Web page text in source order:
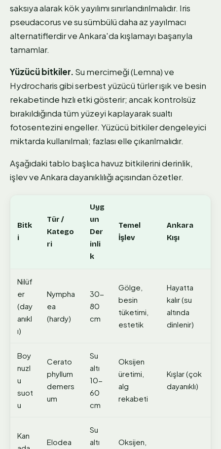
saksıya alarak kök yayılımı sınırlandırılmalıdır. Iris
pseudacorus ve su sümbülü daha az yayılmacı
alternatiflerdir ve Ankara'da kışlamayı başarıyla
tamamlar.
Yüzücü bitkiler. Su mercimeği (Lemna) ve
Hydrocharis gibi serbest yüzücü türler ışık ve besin
rekabetinde hızlı etki gösterir; ancak kontrolsüz
bırakıldığında tüm yüzeyi kaplayarak sualtı
fotosentezini engeller. Yüzücü bitkiler dengeleyici
miktarda kullanılmalı; fazlası elle çıkarılmalıdır.
Aşağıdaki tablo başlıca havuz bitkilerini derinlik,
işlev ve Ankara dayanıklılığı açısından özetler.
Bitk
i
Tür /
Katego
ri
Uyg
un
Der
inli
k
Temel
İşlev
Ankara
Kışı
Nilüf
er
(day
anıkl
ı)
Nympha
ea
(hardy)
30-
80
cm
Gölge,
besin
tüketimi,
estetik
Hayatta
kalır (su
altında
dinlenir)
Boy
nuzl
u
suot
u
Cerato
phyllum
demers
um
Su
altı
10-
60
cm
Oksijen
üretimi,
alg
rekabeti
Kışlar (çok
dayanıklı)
Kan
Elodea
Su
altı
Oksijen,